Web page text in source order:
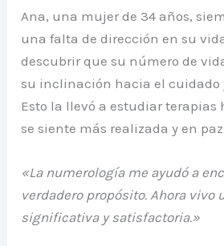
Ana, una mujer de 34 años,
una falta de dirección en su
descubrir que su número de
su inclinación hacia el cuidado
Esto la llevó a estudiar terapias
se siente más realizada y en
«La numerología me ayudó a
verdadero propósito. Ahora vivo
significativa y satisfactoria.»